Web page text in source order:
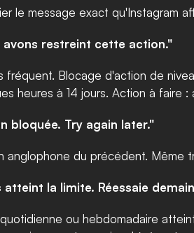
le message exact qu'Instagram
avons restreint cette action."
fréquent. Blocage d'action de
heures à 14 jours. Action à
bloquée. Try again later."
anglophone du précédent. Même
atteint la limite. Réessaie
ou hebdomadaire